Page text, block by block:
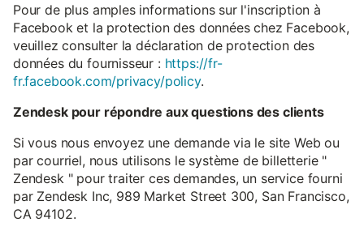
Pour de plus amples informations sur l'inscription à
Facebook et la protection des données chez Facebook,
veuillez consulter la déclaration de protection des
données du fournisseur : https://fr-
fr.facebook.com/privacy/policy.
Zendesk pour répondre aux questions des clients
Si vous nous envoyez une demande via le site Web ou
par courriel, nous utilisons le système de billetterie "
Zendesk " pour traiter ces demandes, un service fourni
par Zendesk Inc, 989 Market Street 300, San Francisco,
CA 94102.